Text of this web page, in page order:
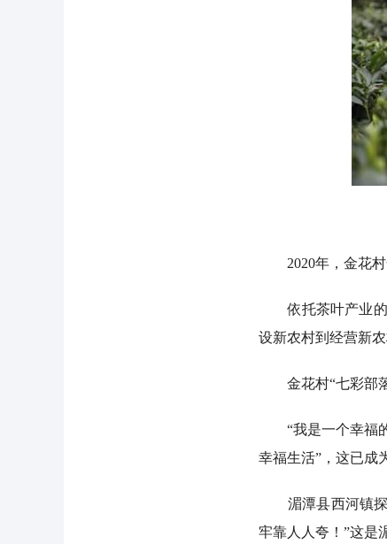
2020年，金花村
依托茶叶产业的
设新农村到经营新
金花村“七彩部落”
“我是一个幸福的
幸福生活”，这已成
湄潭县西河镇探
牢靠人人夸！”这是